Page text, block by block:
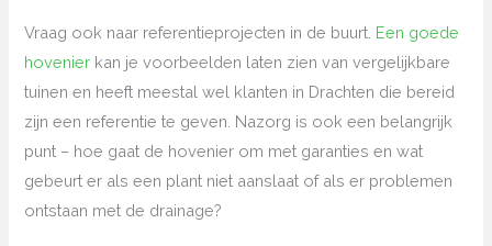
Vraag ook naar referentieprojecten in de buurt. Een goede
hovenier kan je voorbeelden laten zien van vergelijkbare
tuinen en heeft meestal wel klanten in Drachten die bereid
zijn een referentie te geven. Nazorg is ook een belangrijk
punt – hoe gaat de hovenier om met garanties en wat
gebeurt er als een plant niet aanslaat of als er problemen
ontstaan met de drainage?